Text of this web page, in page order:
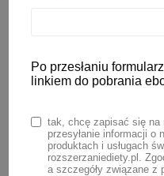
funkcjonowania
codziennej diecie.
niedobory żelaza
w ciąży,
Po przesłaniu
linkiem do pobrania
tak, chcę zapisać się na
przesyłanie informacji o
produktach i usługach
rozszerzaniediety.pl.
a szczegóły związane z